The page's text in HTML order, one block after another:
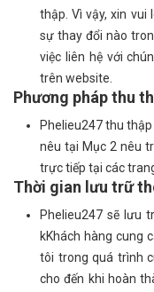
thập. Vì vậy, xin vui
sự thay đổi nào
việc liên hệ với
trên website.
Phương pháp thu
Phelieu247 thu
nêu tại Mục 2 nêu
trực tiếp tại các
Thời gian lưu trữ
Phelieu247 sẽ lưu
kKhách hàng cung
tôi trong quá trình
cho đến khi hoàn